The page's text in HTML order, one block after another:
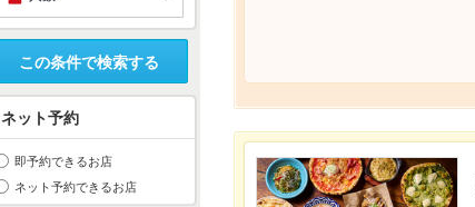
この条件で検索する
ネット予約
即予約できるお店
ネット予約できるお店